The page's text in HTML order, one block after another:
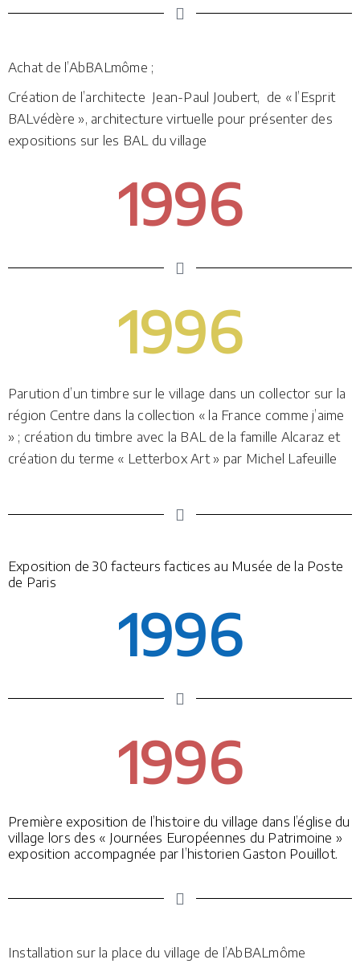
Achat de l’AbBALmôme ;
Création de l’architecte Jean-Paul Joubert, de « l’Esprit
BALvédère », architecture virtuelle pour présenter des
expositions sur les BAL du village
1996
1996
Parution d’un timbre sur le village dans un collector sur la
région Centre dans la collection « la France comme j’aime
» ; création du timbre avec la BAL de la famille Alcaraz et
création du terme « Letterbox Art » par Michel Lafeuille
Exposition de 30 facteurs factices au Musée de la Poste
de Paris
1996
1996
Première exposition de l’histoire du village dans l’église du
village lors des « Journées Européennes du Patrimoine »
exposition accompagnée par l’historien Gaston Pouillot.
Installation sur la place du village de l’AbBALmôme